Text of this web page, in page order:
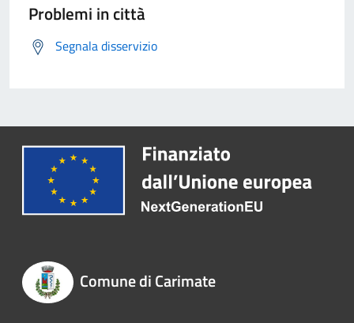
Problemi in città
Segnala disservizio
Comune di Carimate